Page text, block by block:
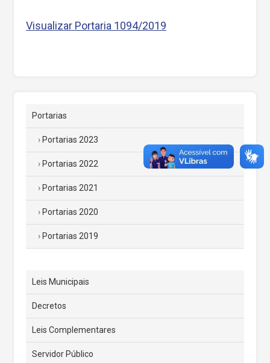
Visualizar Portaria 1094/2019
Portarias
Portarias 2023
Portarias 2022
Portarias 2021
Portarias 2020
Portarias 2019
Leis Municipais
Decretos
Leis Complementares
Servidor Público